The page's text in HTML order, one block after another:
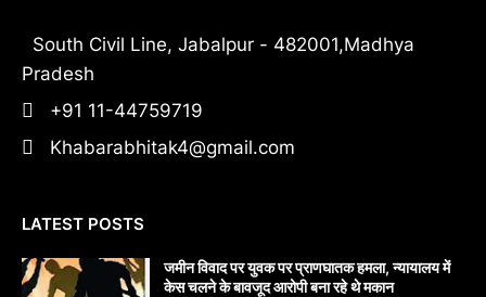
South Civil Line, Jabalpur - 482001,Madhya
Pradesh
+91 11-44759719
Khabarabhitak4@gmail.com
LATEST POSTS
जमीन विवाद पर युवक पर प्राणघातक हमला, न्यायालय में
केस चलने के बावजूद आरोपी बना रहे थे मकान